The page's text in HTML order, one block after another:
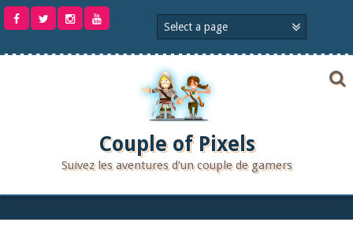
Aller
Couple of Pixels
Suivez les aventures d'un couple de gamers